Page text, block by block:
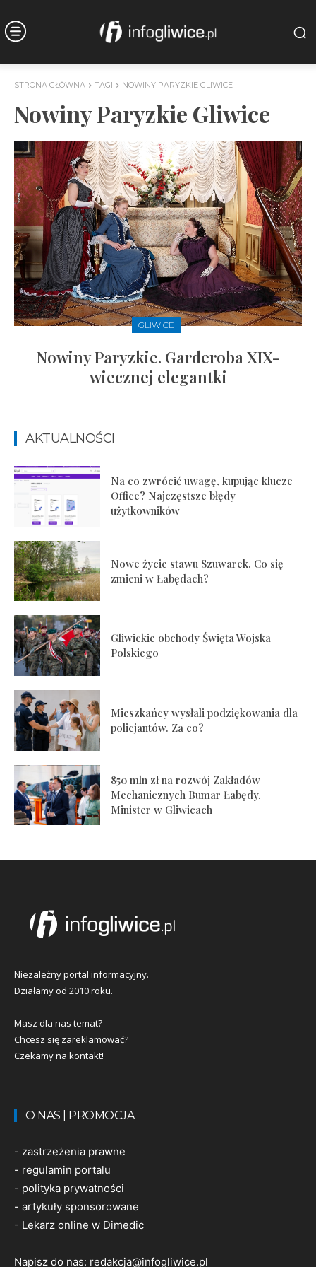
STRONA GŁÓWNA TAGI NOWINY PARYZKIE GLIWICE
Nowiny Paryzkie Gliwice
GLIWICE
Nowiny Paryzkie. Garderoba XIX-
wiecznej elegantki
AKTUALNOŚCI
Na co zwrócić uwagę, kupując klucze
Office? Najczęstsze błędy
użytkowników
Nowe życie stawu Szuwarek. Co się
zmieni w Łabędach?
Gliwickie obchody Święta Wojska
Polskiego
Mieszkańcy wysłali podziękowania dla
policjantów. Za co?
850 mln zł na rozwój Zakładów
Mechanicznych Bumar Łabędy.
Minister w Gliwicach
Niezależny portal informacyjny.
Działamy od 2010 roku.
Masz dla nas temat?
Chcesz się zareklamować?
Czekamy na kontakt!
O NAS | PROMOCJA
- zastrzeżenia prawne
- regulamin portalu
- polityka prywatności
- artykuły sponsorowane
- Lekarz online w Dimedic
Napisz do nas: redakcja@infogliwice.pl